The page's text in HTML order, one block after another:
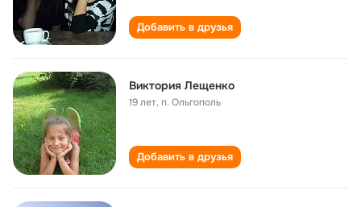
Добавить в друзья
Виктория Лещенко
19 лет,п. Ольгополь
Добавить в друзья